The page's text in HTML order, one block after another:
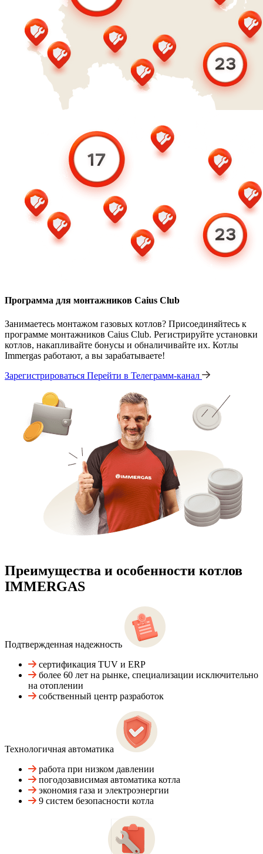
Программа для монтажников Caius Club
Занимаетесь монтажом газовых котлов? Присоединяйтесь к
программе монтажников Caius Club. Регистрируйте установки
котлов, накапливайте бонусы и обналичивайте их. Котлы
Immergas работают, а вы зарабатываете!
Зарегистрироваться Перейти в Телеграмм-канал
Преимущества и особенности котлов
IMMERGAS
Подтвержденная надежность
сертификация TUV и ERP
более 60 лет на рынке, специализации исключительно
на отоплении
собственный центр разработок
Технологичная автоматика
работа при низком давлении
погодозависимая автоматика котла
экономия газа и электроэнергии
9 систем безопасности котла